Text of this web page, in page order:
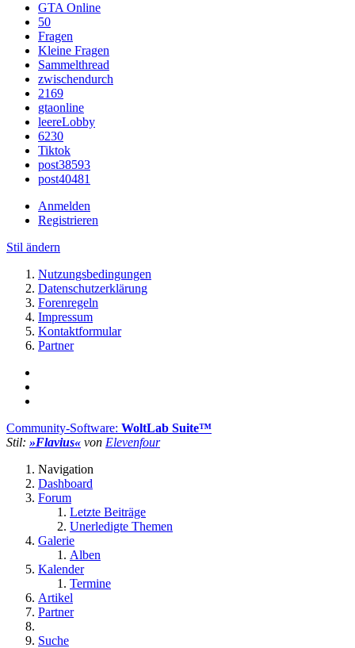
GTA Online
50
Fragen
Kleine Fragen
Sammelthread
zwischendurch
2169
gtaonline
leereLobby
6230
Tiktok
post38593
post40481
Anmelden
Registrieren
Stil ändern
Nutzungsbedingungen
Datenschutzerklärung
Forenregeln
Impressum
Kontaktformular
Partner
Community-Software: WoltLab Suite™
Stil: »Flavius« von Elevenfour
Navigation
Dashboard
Forum
Letzte Beiträge
Unerledigte Themen
Galerie
Alben
Kalender
Termine
Artikel
Partner
Suche